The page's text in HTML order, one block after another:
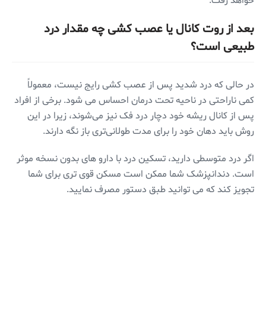
بعد از روت کانال یا عصب کشی چه مقدار درد
طبیعی است؟
در حالی که درد شدید پس از عصب کشی رایج نیست، معمولاً
کمی ناراحتی در ناحیه تحت درمان احساس می شود. برخی از افراد
پس از کانال ریشه خود دچار درد فک نیز می‌شوند، زیرا در این
روش باید دهان خود را برای مدت طولانی‌تری باز نگه دارند.
اگر درد متوسطی دارید، تسکین درد با دارو های بدون نسخه موثر
است. دندانپزشک شما ممکن است مسکن قوی تری برای شما
تجویز کند که می توانید طبق دستور مصرف نمایید.